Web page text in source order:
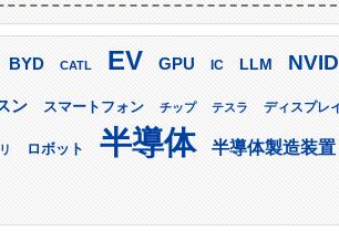
BYD CATL EV GPU IC LLM
ン スマートフォン チップ テスラ ディスプレ
ロボット 半導体 半導体製造装置